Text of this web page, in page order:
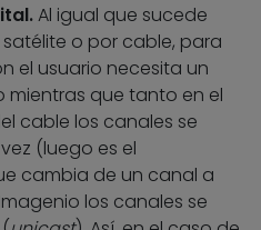
Al igual que sucede
o por cable, para
el usuario necesita un
mientras que tanto en el
cable los canales se
(luego es el
cambia de un canal a
los canales se